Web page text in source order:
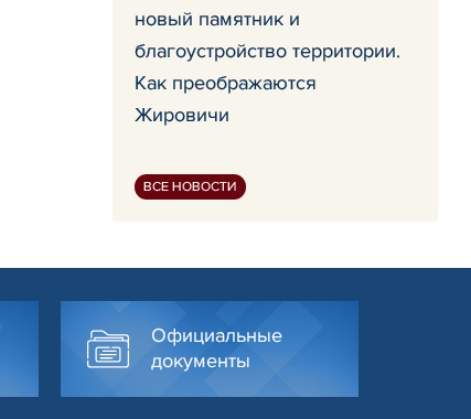
новый памятник и
благоустройство территории.
Как преображаются
Жировичи
ВСЕ НОВОСТИ
Официальные
документы